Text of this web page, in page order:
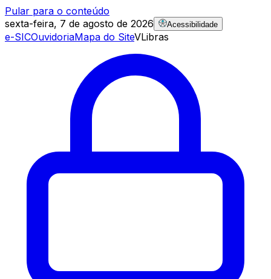
Pular para o conteúdo
sexta-feira, 7 de agosto de 2026
Acessibilidade
e-SICOuvidoriaMapa do SiteVLibras